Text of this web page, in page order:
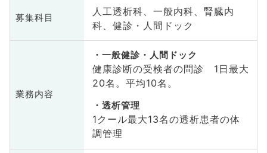
募集科目
人工透析科、一般内科、腎臓内
科、健診・人間ドック
業務内容
一般健診・人間ドック
健康診断の受検者の問診 1日最大
20名。平均10名。
透析管理
1クール最大13名の透析患者の体
調管理